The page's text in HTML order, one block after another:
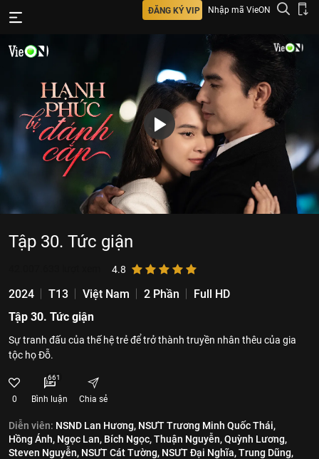
ĐĂNG KÝ VIP Nhập mã VieON
Tập 30. Tức giận
4.8
2024 T13 Việt Nam 2 Phần
Full HD
Tập 30. Tức giận
Sự tranh đấu của thế hệ trẻ để trở thành truyền nhân thêu của gia
tộc họ Đỗ.
0
661
Bình luận Chia sẻ
Diễn viên: NSND Lan Hương, NSƯT Trương Minh Quốc Thái,
Hồng Ánh, Ngọc Lan, Bích Ngọc,Thuận Nguyễn,Quỳnh Lương,
Steven Nguyễn, NSƯT Cát Tường, NSƯT Đại Nghĩa,Trung Dũng,